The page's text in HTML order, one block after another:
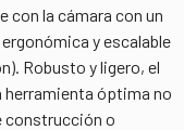
con la cámara con un
y escalable
Robusto y ligero, el
herramienta óptima no
construcción o